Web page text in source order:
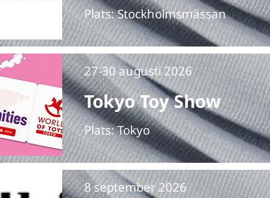
Plats: Stockholmsmässan
27-30 augusti 2026
Tokyo Toy Show
Plats: Tokyo
8 september 2026